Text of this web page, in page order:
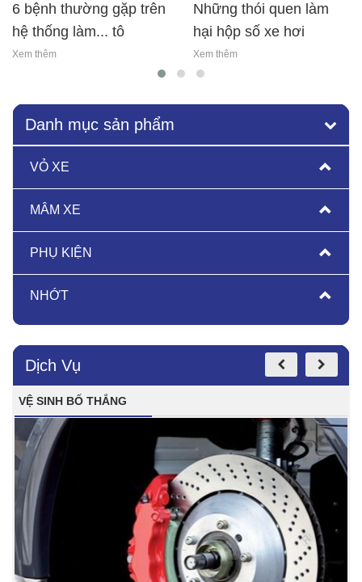
6 bệnh thường gặp trên
hệ thống làm... tô
Xem thêm
những thói quen làm
hại hộp số xe hơi
Xem thêm
Danh mục sản phẩm
VỎ XE
MÂM XE
PHỤ KIỆN
NHỚT
Dịch Vụ
VỆ SINH BỐ THẮNG